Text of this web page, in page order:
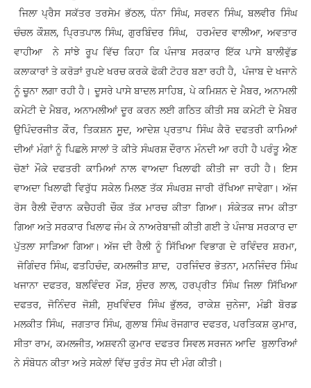
ਜਿਲਾ ਪ੍ਰੈਸ ਸਕੱਤਰ ਤਰਸੇਮ ਭੱਠਲ, ਧੰਨਾ ਸਿੰਘ, ਸਰਵਨ ਸਿੰਘ, ਬਲਵੀਰ ਸਿੰਘ
ਚੰਚਲ ਕੌਸ਼ਲ, ਪ੍ਰਿਤਪਾਲ ਸਿੰਘ, ਗੁਰਬਿੰਦਰ ਸਿੰਘ, ਹਰਮੰਦਰ ਵਾਲੀਆ, ਅਵਤਾਰ
ਵਾਹੀਆ ਨੇ ਸਾਂਝੇ ਰੂਪ ਵਿੱਚ ਕਿਹਾ ਕਿ ਪੰਜਾਬ ਸਰਕਾਰ ਇੱਕ ਪਾਸੇ ਬਾਲੀਵੁੱਡ
ਕਲਾਕਾਰਾਂ ਤੇ ਕਰੋੜਾਂ ਰੁਪਏ ਖਰਚ ਕਰਕੇ ਫੋਕੀ ਟੋਹਰ ਬਣਾ ਰਹੀ ਹੈ, ਪੰਜਾਬ ਦੇ ਖਜਾਨੇ
ਨੂੰ ਚੂਨਾ ਲਗਾ ਰਹੀ ਹੈ। ਦੂਸਰੇ ਪਾਸੇ ਬਾਦਲ ਸਾਹਿਬ, ਪੇ ਕਮਿਸ਼ਨ ਦੇ ਮੈਬਰ, ਅਨਾਮਲੀ
ਕਮੇਟੀ ਦੇ ਮੈਬਰ, ਅਨਾਮਲੀਆਂ ਦੂਰ ਕਰਨ ਲਈ ਗਠਿਤ ਕੀਤੀ ਸਬ ਕਮੇਟੀ ਦੇ ਮੈਬਰ
ਉਪਿੰਦਰਜੀਤ ਕੌਰ, ਤਿਕਸ਼ਨ ਸੂਦ, ਆਦੇਸ਼ ਪ੍ਰਤਾਪ ਸਿੰਘ ਕੈਰੋ ਦਫਤਰੀ ਕਾਮਿਆਂ
ਦੀਆਂ ਮੰਗਾਂ ਨੂੰ ਪਿਛਲੇ ਸਾਲਾਂ ਤੋ ਕੀਤੇ ਸੰਘਰਸ਼ ਦੌਰਾਨ ਮੰਨਦੀ ਆ ਰਹੀ ਹੈ ਪਰੰਤੂ ਐਣ
ਚੋਣਾਂ ਮੌਕੇ ਦਫਤਰੀ ਕਾਮਿਆਂ ਨਾਲ ਵਾਅਦਾ ਖਿਲਾਫੀ ਕੀਤੀ ਜਾ ਰਹੀ ਹੈ। ਇਸ
ਵਾਅਦਾ ਖਿਲਾਫੀ ਵਿਰੁੱਧ ਸਕੇਲ ਮਿਲਣ ਤੱਕ ਸੰਘਰਸ਼ ਜਾਰੀ ਰੱਖਿਆ ਜਾਵੇਗਾ। ਅੱਜ
ਰੋਸ ਰੈਲੀ ਦੌਰਾਨ ਕਚੈਹਰੀ ਚੌਕ ਤੱਕ ਮਾਰਚ ਕੀਤਾ ਗਿਆ। ਸੰਕੇਤਕ ਜਾਮ ਕੀਤਾ
ਗਿਆ ਅਤੇ ਸਰਕਾਰ ਖਿਲਾਫ ਜੰਮ ਕੇ ਨਾਅਰੇਬਾਜ਼ੀ ਕੀਤੀ ਗਈ ਤੇ ਪੰਜਾਬ ਸਰਕਾਰ ਦਾ
ਪੁੱਤਲਾ ਸਾੜਿਆ ਗਿਆ। ਅੱਜ ਦੀ ਰੈਲੀ ਨੂੰ ਸਿੱਖਿਆ ਵਿਭਾਗ ਦੇ ਰਵਿੰਦਰ ਸ਼ਰਮਾ,
ਜੋਗਿੰਦਰ ਸਿੰਘ, ਫਤਹਿਚੰਦ, ਕਮਲਜੀਤ ਸ਼ਾਦ, ਹਰਜਿੰਦਰ ਭੋਤਨਾ, ਮਨਜਿੰਦਰ ਸਿੰਘ
ਖਜਾਨਾ ਦਫਤਰ, ਬਲਵਿੰਦਰ ਮੌੜ, ਸੁੰਦਰ ਲਾਲ, ਹਰਪ੍ਰੀਤ ਸਿੰਘ ਜਿਲਾ ਸਿੱਖਿਆ
ਦਫਤਰ, ਜੋਨਿੰਦਰ ਜੋਸ਼ੀ, ਸੁਖਵਿੰਦਰ ਸਿੰਘ ਭੁੱਲਰ, ਰਾਕੇਸ਼ ਜੁਨੇਜਾ, ਮੰਡੀ ਬੋਰਡ
ਮਲਕੀਤ ਸਿੰਘ, ਜਗਤਾਰ ਸਿੰਘ, ਗੁਲਾਬ ਸਿੰਘ ਰੋਜਗਾਰ ਦਫਤਰ, ਪਰਤਿਕਸ਼ ਕੁਮਾਰ,
ਸੀਤਾ ਰਾਮ, ਕਮਲਜੀਤ, ਅਸ਼ਵਨੀ ਕੁਮਾਰ ਦਫਤਰ ਸਿਵਲ ਸਰਜਨ ਆਦਿ ਬੁਲਾਰਿਆਂ
ਨੇ ਸੰਬੋਧਨ ਕੀਤਾ ਅਤੇ ਸਕੇਲਾਂ ਵਿੱਚ ਤੁਰੰਤ ਸੋਧ ਦੀ ਮੰਗ ਕੀਤੀ।